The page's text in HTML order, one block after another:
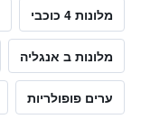
מלונות 4 כוכבי
מלונות ב אנגליה
ערים פופולריות